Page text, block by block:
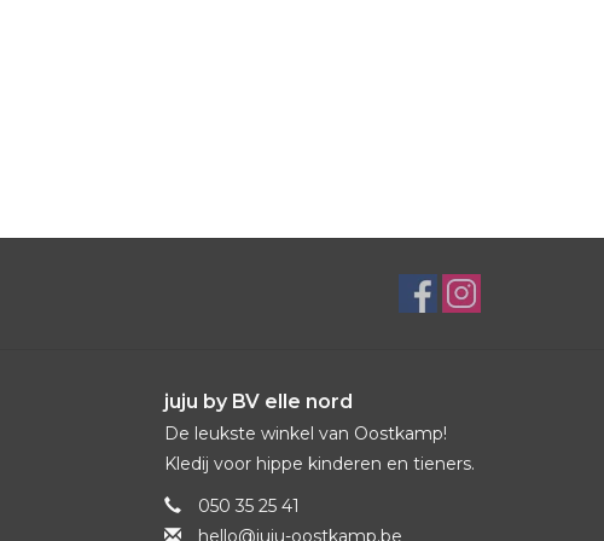
juju by BV elle nord
De leukste winkel van Oostkamp!
Kledij voor hippe kinderen en tieners.
050 35 25 41
hello@juju-oostkamp.be